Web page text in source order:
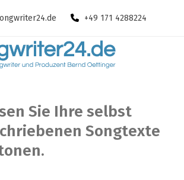
+49 171 4288224
Sie Ihre selbst
Songtexte